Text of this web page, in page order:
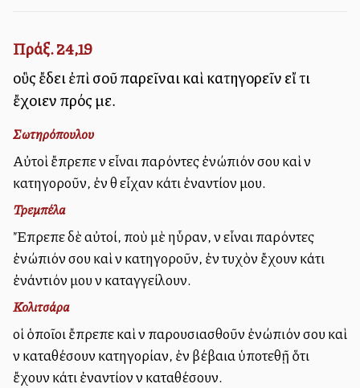
Πράξ. 24,19
οὓς ἔδει ἐπὶ σοῦ παρεῖναι καὶ κατηγορεῖν εἴ τι
ἔχοιεν πρός με.
Σωτηρόπουλου
Αὐτοὶ ἔπρεπε νὰ εἶναι παρόντες ἐνώπιόν σου καὶ νὰ
κατηγοροῦν, ἐὰν θὰ εἶχαν κάτι ἐναντίον μου.
Τρεμπέλα
Ἔπρεπε δὲ αὐτοί, ποὺ μὲ ηὗραν, νὰ εἶναι παρόντες
ἐνώπιόν σου καὶ νὰ κατηγοροῦν, ἐὰν τυχὸν ἔχουν κάτι
ἐνάντιόν μου νὰ καταγγείλουν.
Κολιτσάρα
οἱ ὁποῖοι ἔπρεπε καὶ νὰ παρουσιασθοῦν ἐνώπιόν σου καὶ
νὰ καταθέσουν κατηγορίαν, ἐὰν βέβαια ὑποτεθῇ ὅτι
ἔχουν κάτι ἐναντίον νὰ καταθέσουν.